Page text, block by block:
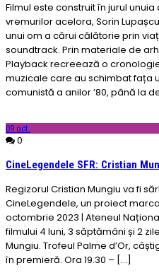
Filmul este construit în jurul
vremurilor acelora, Sorin
unui om a cărui călătorie prin
soundtrack. Prin materiale de
Playback recreează o
muzicale care au schimbat fața
comunistă a anilor ’80, până la
09 oct.
0
CineLegendele SFR: Cristian
Regizorul Cristian Mungiu va fi
CineLegendele, un proiect
octombrie 2023 | Ateneul
filmului 4 luni, 3 săptămâni și 2
Mungiu. Trofeul Palme d’Or,
în premieră. Ora 19.30 – [...]